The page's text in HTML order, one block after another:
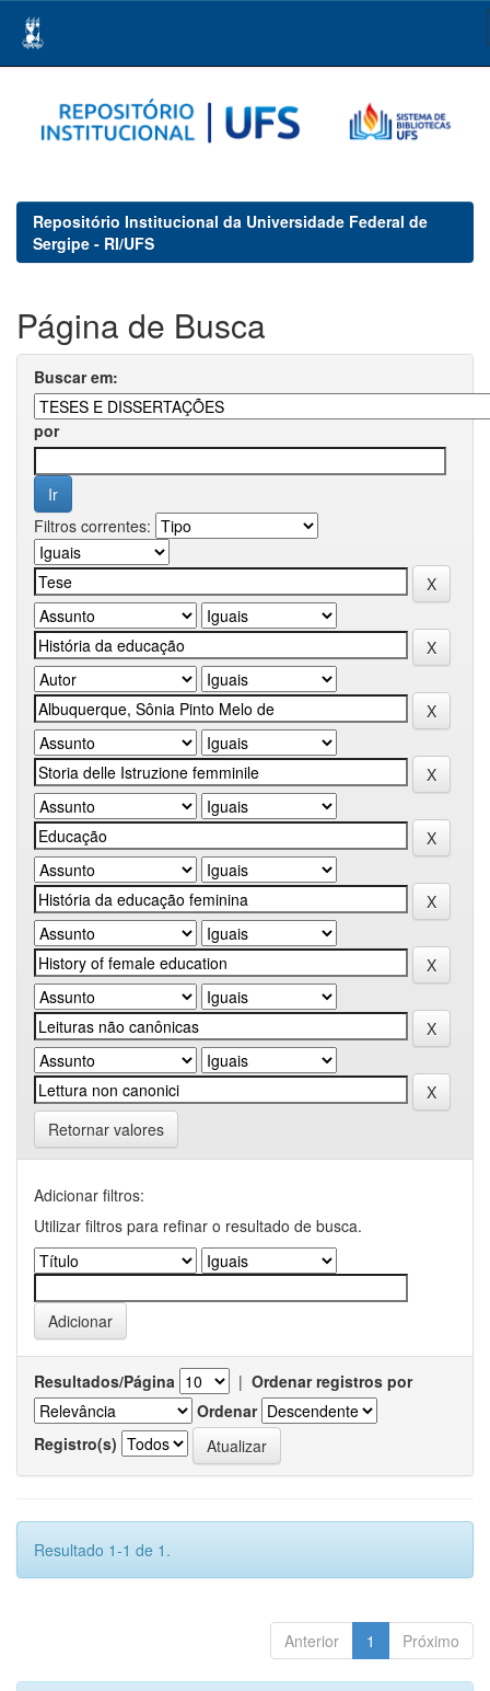
navigation
Repositório Institucional da Universidade Federal de
Sergipe - RI/UFS
Página de Busca
Buscar em:
por
Filtros correntes:
Retornar valores
Adicionar filtros:
Utilizar filtros para refinar o resultado de busca.
Resultados/Página | Ordenar registros por
Ordenar
Registro(s)
Resultado 1-1 de 1.
Anterior 1 Próximo